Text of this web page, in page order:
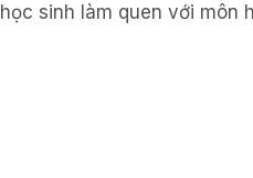
học sinh làm quen với môn